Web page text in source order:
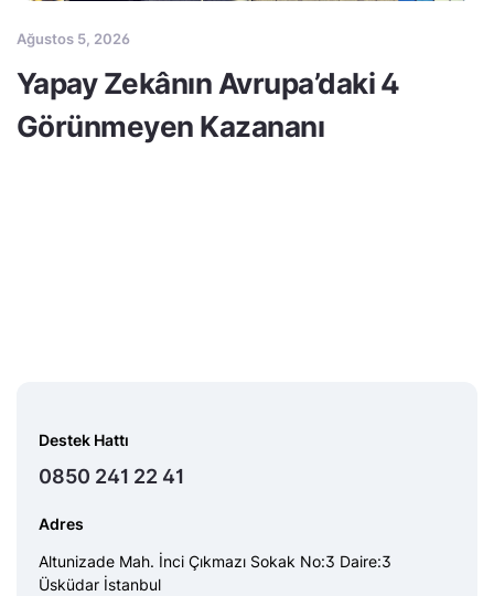
Ağustos 5, 2026
Yapay Zekânın Avrupa’daki 4
Görünmeyen Kazananı
Destek Hattı
0850 241 22 41
Adres
Altunizade Mah. İnci Çıkmazı Sokak No:3 Daire:3
Üsküdar İstanbul